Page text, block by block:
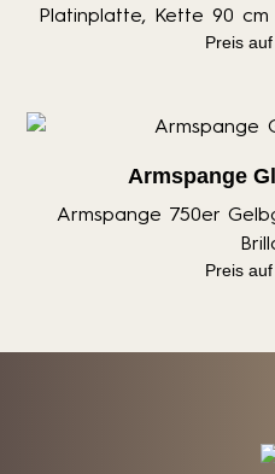
Platinplatte, Kette 90 cm
Preis
Armspange
Armspange 750er
Preis